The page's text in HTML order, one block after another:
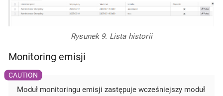
Rysunek 9. Lista historii
Monitoring emisji
Moduł monitoringu emisji zastępuje wcześniejszy moduł